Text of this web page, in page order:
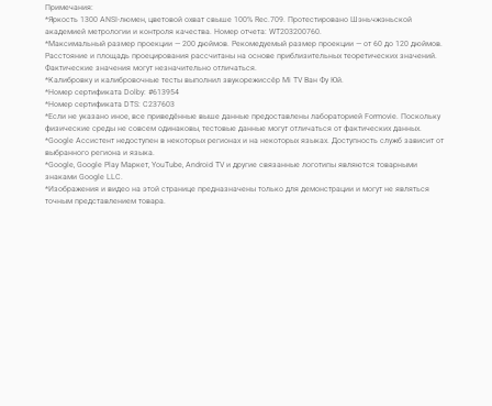
Примечания:
*Яркость 1300 ANSI-люмен, цветовой охват свыше 100% Rec.709. Протестировано Шэньчжэньской
академией метрологии и контроля качества. Номер отчета: WT203200760.
*Максимальный размер проекции — 200 дюймов. Рекомедуемый размер проекции — от 60 до 120 дюймов.
Расстояние и площадь проецирования рассчитаны на основе приблизительных теоретических значений.
Фактические значения могут незначительно отличаться.
*Калибровку и калибровочные тесты выполнил звукорежиссёр Mi TV Ван Фу Юй.
*Номер сертификата Dolby: #613954
*Номер сертификата DTS: C237603
*Если не указано иное, все приведённые выше данные предоставлены лабораторией Formovie. Поскольку
физические среды не совсем одинаковы, тестовые данные могут отличаться от фактических данных.
*Google Ассистент недоступен в некоторых регионах и на некоторых языках. Доступность служб зависит от
выбранного региона и языка.
*Google, Google Play Маркет, YouTube, Android TV и другие связанные логотипы являются товарными
знаками Google LLC.
*Изображения и видео на этой странице предназначены только для демонстрации и могут не являться
точным представлением товара.